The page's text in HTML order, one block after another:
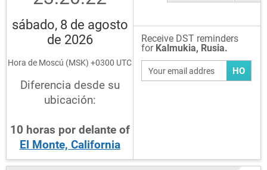
sábado, 8 de agosto
de 2026
Hora de Moscú (MSK) +0300 UTC
Diferencia desde su
ubicación:
10 horas por delante of
El Monte, California
Receive DST reminders
for Kalmukia, Rusia.
HO